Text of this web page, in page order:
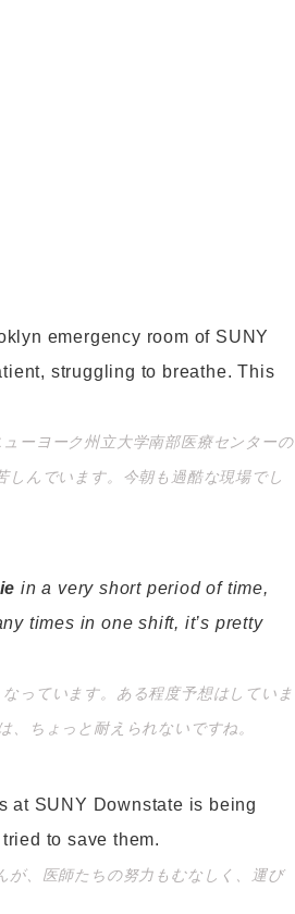
emergency room of SUNY
struggling to breathe. This
ーヨーク州立大学南部医療センターの
んでいます。今朝も過酷な現場でし
in a very short period of time,
times in one shift, it’s pretty
っています。ある程度予想はしていま
ちょっと耐えられないですね。
at SUNY Downstate is being
to save them.
が、医師たちの努力もむなしく、運び